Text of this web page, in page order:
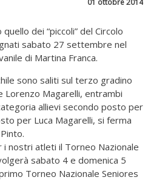
01 ottobre 2014
dei “piccoli” del Circolo
sabato 27 settembre nel
di Martina Franca.
sono saliti sul terzo gradino
Lorenzo Magarelli, entrambi
allievi secondo posto per
per Luca Magarelli, si ferma
nostri atleti il Torneo Nazionale
sabato 4 e domenica 5
Torneo Nazionale Seniores